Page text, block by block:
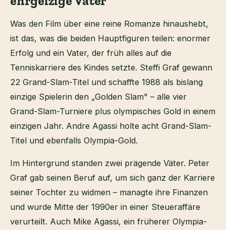
Was den Film über eine reine Romanze hinaushebt,
ist das, was die beiden Hauptfiguren teilen: enormer
Erfolg und ein Vater, der früh alles auf die
Tenniskarriere des Kindes setzte. Steffi Graf gewann
22 Grand-Slam-Titel und schaffte 1988 als bislang
einzige Spielerin den „Golden Slam" – alle vier
Grand-Slam-Turniere plus olympisches Gold in einem
einzigen Jahr. Andre Agassi holte acht Grand-Slam-
Titel und ebenfalls Olympia-Gold.
Im Hintergrund standen zwei prägende Väter. Peter
Graf gab seinen Beruf auf, um sich ganz der Karriere
seiner Tochter zu widmen – managte ihre Finanzen
und wurde Mitte der 1990er in einer Steueraffäre
verurteilt. Auch Mike Agassi, ein früherer Olympia-